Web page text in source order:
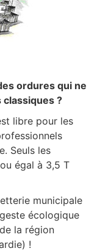
ordures qui ne
?
libre pour les
Seuls les
égal à 3,5 T
municipale
écologique
la région
!